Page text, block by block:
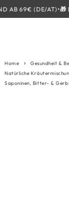
SPRINGEN
69€ (DE/AT)•🎁
Home Gesundheit &
Natürliche
Saponinen, Bitter- &